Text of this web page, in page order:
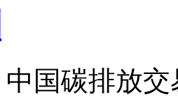
国碳排放交